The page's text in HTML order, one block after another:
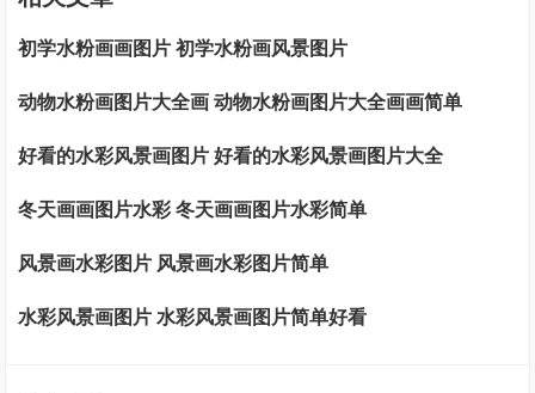
初学水粉画画图片 初学水粉画风景图片
动物水粉画图片大全画 动物水粉画图片大全画画简单
好看的水彩风景画图片 好看的水彩风景画图片大全
冬天画画图片水彩 冬天画画图片水彩简单
风景画水彩图片 风景画水彩图片简单
水彩风景画图片 水彩风景画图片简单好看